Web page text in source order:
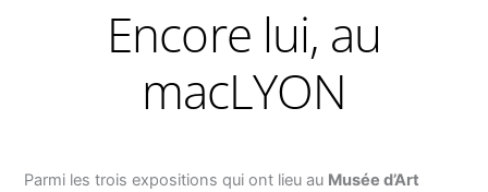
Encore lui, au
macLYON
Parmi les trois expositions qui ont lieu au Musée d’Art